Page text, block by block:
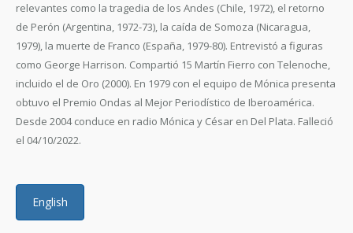
relevantes como la tragedia de los Andes (Chile, 1972), el retorno
de Perón (Argentina, 1972-73), la caída de Somoza (Nicaragua,
1979), la muerte de Franco (España, 1979-80). Entrevistó a figuras
como George Harrison. Compartió 15 Martín Fierro con Telenoche,
incluido el de Oro (2000). En 1979 con el equipo de Mónica presenta
obtuvo el Premio Ondas al Mejor Periodístico de Iberoamérica.
Desde 2004 conduce en radio Mónica y César en Del Plata. Falleció
el 04/10/2022.
English